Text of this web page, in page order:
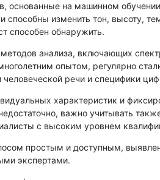
основанные на машинном
изменить тон, высоту,
способен обнаружить.
анализа, включающих
опытом, регулярно
речи и специфики
характеристик и
важно учитывать
с высоким уровнем
простым и доступным,
экспертами.